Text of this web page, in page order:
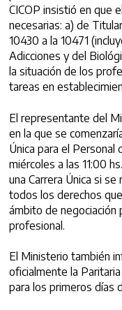
CICOP insistió en que
necesarias: a) de
10430 a la 10471
Adicciones y del
la situación de los
tareas en
El representante del
en la que se
Única para el Personal
miércoles a las 11:00
una Carrera Única si
todos los derechos
ámbito de negociación
profesional.
El Ministerio también
oficialmente la
para los primeros días